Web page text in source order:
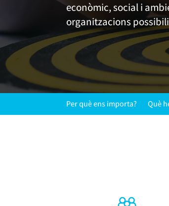
econòmic, social i
organitzacions
Per què ens importa? Què